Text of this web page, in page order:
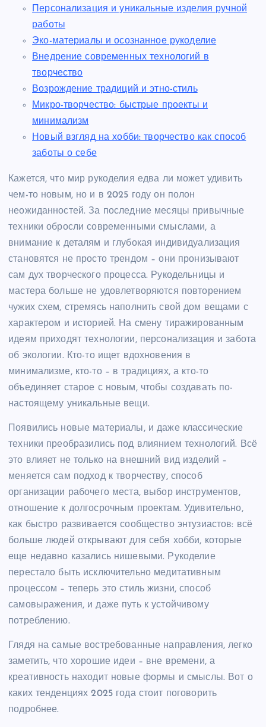
Персонализация и уникальные изделия ручной
работы
Эко-материалы и осознанное рукоделие
Внедрение современных технологий в
творчество
Возрождение традиций и этно-стиль
Микро-творчество: быстрые проекты и
минимализм
Новый взгляд на хобби: творчество как способ
заботы о себе
Кажется, что мир рукоделия едва ли может удивить
чем-то новым, но и в 2025 году он полон
неожиданностей. За последние месяцы привычные
техники обросли современными смыслами, а
внимание к деталям и глубокая индивидуализация
становятся не просто трендом – они пронизывают
сам дух творческого процесса. Рукодельницы и
мастера больше не удовлетворяются повторением
чужих схем, стремясь наполнить свой дом вещами с
характером и историей. На смену тиражированным
идеям приходят технологии, персонализация и забота
об экологии. Кто-то ищет вдохновения в
минимализме, кто-то – в традициях, а кто-то
объединяет старое с новым, чтобы создавать по-
настоящему уникальные вещи.
Появились новые материалы, и даже классические
техники преобразились под влиянием технологий. Всё
это влияет не только на внешний вид изделий –
меняется сам подход к творчеству, способ
организации рабочего места, выбор инструментов,
отношение к долгосрочным проектам. Удивительно,
как быстро развивается сообщество энтузиастов: всё
больше людей открывают для себя хобби, которые
еще недавно казались нишевыми. Рукоделие
перестало быть исключительно медитативным
процессом – теперь это стиль жизни, способ
самовыражения, и даже путь к устойчивому
потреблению.
Глядя на самые востребованные направления, легко
заметить, что хорошие идеи – вне времени, а
креативность находит новые формы и смыслы. Вот о
каких тенденциях 2025 года стоит поговорить
подробнее.